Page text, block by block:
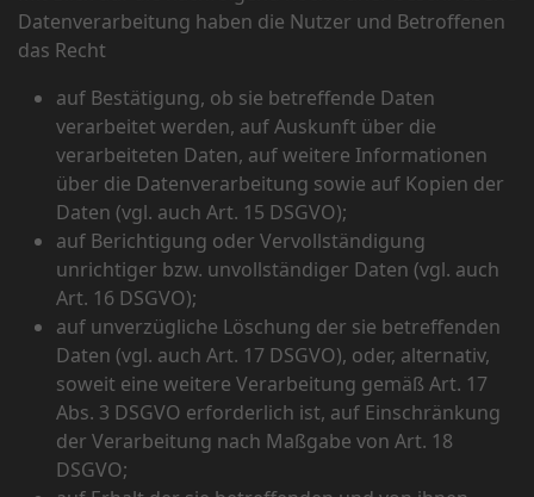
Datenverarbeitung haben die Nutzer und Betroffenen
das Recht
auf Bestätigung, ob sie betreffende Daten
verarbeitet werden, auf Auskunft über die
verarbeiteten Daten, auf weitere Informationen
über die Datenverarbeitung sowie auf Kopien der
Daten (vgl. auch Art. 15 DSGVO);
auf Berichtigung oder Vervollständigung
unrichtiger bzw. unvollständiger Daten (vgl. auch
Art. 16 DSGVO);
auf unverzügliche Löschung der sie betreffenden
Daten (vgl. auch Art. 17 DSGVO), oder, alternativ,
soweit eine weitere Verarbeitung gemäß Art. 17
Abs. 3 DSGVO erforderlich ist, auf Einschränkung
der Verarbeitung nach Maßgabe von Art. 18
DSGVO;